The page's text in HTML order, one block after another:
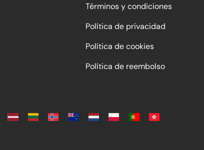
Términos y condiciones
Política de privacidad
Política de cookies
Política de reembolso